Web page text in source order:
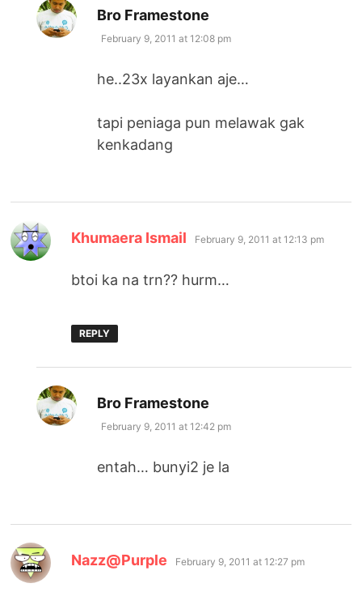
Bro Framestone
February 9, 2011 at 12:08 pm
he..23x layankan aje…
tapi peniaga pun melawak gak
kenkadang
Khumaera Ismail says:
February 9, 2011 at 12:13 pm
btoi ka na trn?? hurm…
REPLY
Bro Framestone
February 9, 2011 at 12:42 pm
entah… bunyi2 je la
Nazz@Purple says:
February 9, 2011 at 12:27 pm